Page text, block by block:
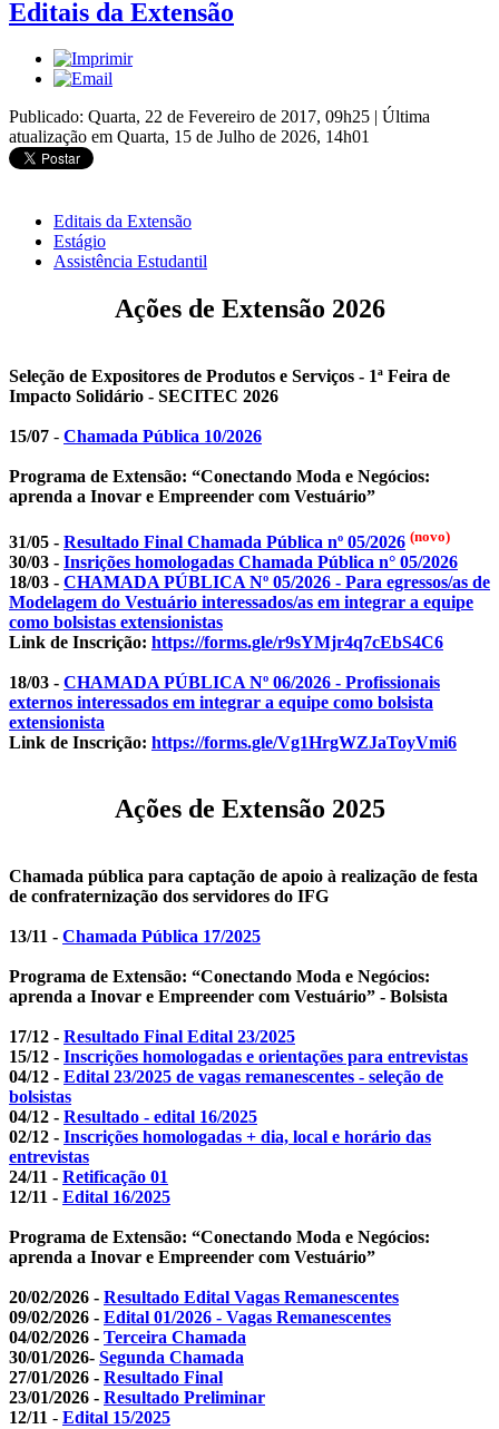
Editais da Extensão
Publicado: Quarta, 22 de Fevereiro de 2017, 09h25 | Última
atualização em Quarta, 15 de Julho de 2026, 14h01
Editais da Extensão
Estágio
Assistência Estudantil
Ações de Extensão 2026
Seleção de Expositores de Produtos e Serviços - 1ª Feira de
Impacto Solidário - SECITEC 2026
15/07 - Chamada Pública 10/2026
Programa de Extensão: “Conectando Moda e Negócios:
aprenda a Inovar e Empreender com Vestuário”
31/05 - Resultado Final Chamada Pública nº 05/2026 (novo)
30/03 - Insrições homologadas Chamada Pública n° 05/2026
18/03 - CHAMADA PÚBLICA Nº 05/2026 - Para egressos/as de
Modelagem do Vestuário interessados/as em integrar a equipe
como bolsistas extensionistas
Link de Inscrição: https://forms.gle/r9sYMjr4q7cEbS4C6
18/03 - CHAMADA PÚBLICA Nº 06/2026 - Profissionais
externos interessados em integrar a equipe como bolsista
extensionista
Link de Inscrição: https://forms.gle/Vg1HrgWZJaToyVmi6
Ações de Extensão 2025
Chamada pública para captação de apoio à realização de festa
de confraternização dos servidores do IFG
13/11 - Chamada Pública 17/2025
Programa de Extensão: “Conectando Moda e Negócios:
aprenda a Inovar e Empreender com Vestuário” - Bolsista
17/12 - Resultado Final Edital 23/2025
15/12 - Inscrições homologadas e orientações para entrevistas
04/12 - Edital 23/2025 de vagas remanescentes - seleção de
bolsistas
04/12 - Resultado - edital 16/2025
02/12 - Inscrições homologadas + dia, local e horário das
entrevistas
24/11 - Retificação 01
12/11 - Edital 16/2025
Programa de Extensão: “Conectando Moda e Negócios:
aprenda a Inovar e Empreender com Vestuário”
20/02/2026 - Resultado Edital Vagas Remanescentes
09/02/2026 - Edital 01/2026 - Vagas Remanescentes
04/02/2026 - Terceira Chamada
30/01/2026- Segunda Chamada
27/01/2026 - Resultado Final
23/01/2026 - Resultado Preliminar
12/11 - Edital 15/2025